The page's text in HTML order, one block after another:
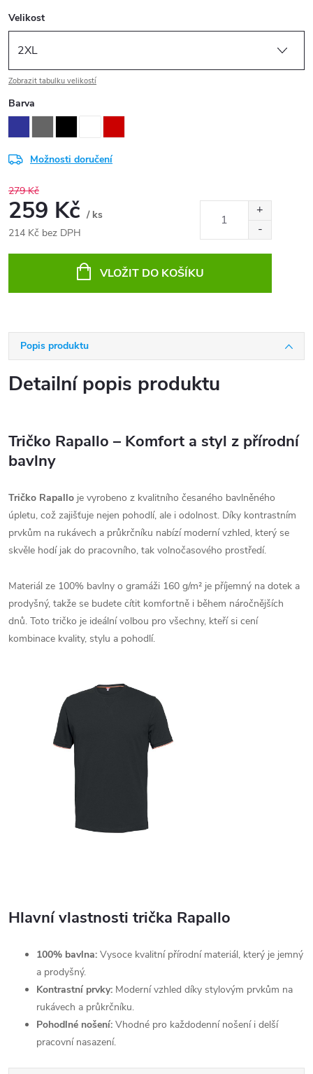
Velikost
Zobrazit tabulku velikostí
Barva
Možnosti doručení
279 Kč
259 Kč / ks
214 Kč bez DPH
VLOŽIT DO KOŠÍKU
Popis produktu
Detailní popis produktu
Tričko Rapallo – Komfort a styl z přírodní
bavlny
Tričko Rapallo je vyrobeno z kvalitního česaného bavlněného
úpletu, což zajišťuje nejen pohodlí, ale i odolnost. Díky kontrastním
prvkům na rukávech a průkrčníku nabízí moderní vzhled, který se
skvěle hodí jak do pracovního, tak volnočasového prostředí.
Materiál ze 100% bavlny o gramáži 160 g/m² je příjemný na dotek a
prodyšný, takže se budete cítit komfortně i během náročnějších
dnů. Toto tričko je ideální volbou pro všechny, kteří si cení
kombinace kvality, stylu a pohodlí.
Hlavní vlastnosti trička Rapallo
100% bavlna: Vysoce kvalitní přírodní materiál, který je jemný
a prodyšný.
Kontrastní prvky: Moderní vzhled díky stylovým prvkům na
rukávech a průkrčníku.
Pohodlné nošení: Vhodné pro každodenní nošení i delší
pracovní nasazení.